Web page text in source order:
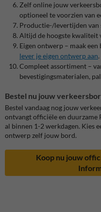
Zelf online jouw
optioneel te voorzien van
Productie-/levertijden van
Altijd de hoogste kwaliteit
Eigen ontwerp – maak
lever je eigen ontwerp aan.
Compleet assortiment –
bevestigingsmaterialen,
Bestel nu jouw
Bestel vandaag nog jouw
ontvangt officiële en duurzame
al binnen 1-2 werkdagen. Kies
ontwerp zelf jouw bord.
Koop nu jouw